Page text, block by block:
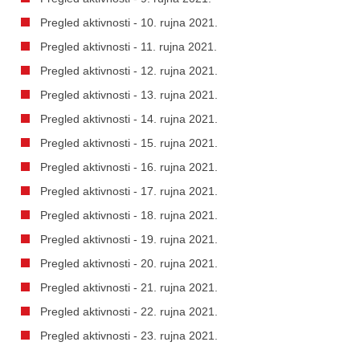
Pregled aktivnosti - 10. rujna 2021.
Pregled aktivnosti - 11. rujna 2021.
Pregled aktivnosti - 12. rujna 2021.
Pregled aktivnosti - 13. rujna 2021.
Pregled aktivnosti - 14. rujna 2021.
Pregled aktivnosti - 15. rujna 2021.
Pregled aktivnosti - 16. rujna 2021.
Pregled aktivnosti - 17. rujna 2021.
Pregled aktivnosti - 18. rujna 2021.
Pregled aktivnosti - 19. rujna 2021.
Pregled aktivnosti - 20. rujna 2021.
Pregled aktivnosti - 21. rujna 2021.
Pregled aktivnosti - 22. rujna 2021.
Pregled aktivnosti - 23. rujna 2021.